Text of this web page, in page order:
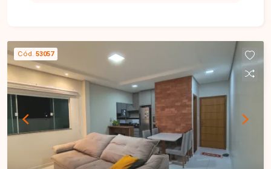
social, cozinha espaçosa e funcional, área de
serviço, quintal e garagem. Edícula no fundo com
despensa e banheiro. O imóvel possui
aproximadamente 132,46 m² de área construída,
com ambientes bem distribuídos que oferecem
conforto, praticidade e excelente aproveitamento
dos espaços, sendo ideal para quem busca um
lar aconchegante em uma localização
privilegiada. Entre em contato com a Delta
Cód. 53057